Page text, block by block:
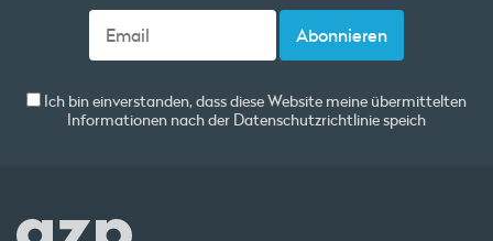
Ich bin einverstanden, dass diese Website meine übermittelten
Informationen nach der Datenschutzrichtliniespeich